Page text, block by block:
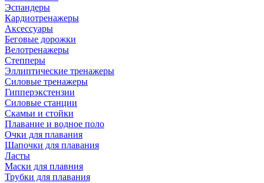
Эспандеры
Кардиотренажеры
Аксессуары
Беговые дорожки
Велотренажеры
Степперы
Эллиптические тренажеры
Силовые тренажеры
Гипперэкстензии
Силовые станции
Скамьи и стойки
Плавание и водное поло
Очки для плавания
Шапочки для плавания
Ласты
Маски для плавния
Трубки для плавания